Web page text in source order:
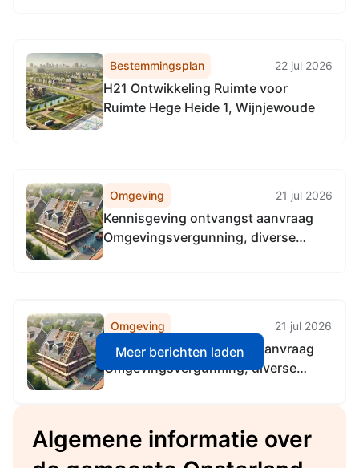
Bestemmingsplan 22 jul 2026
H21 Ontwikkeling Ruimte voor
Ruimte Hege Heide 1, Wijnjewoude
Omgeving 21 jul 2026
Kennisgeving ontvangst aanvraag
Omgevingsvergunning, diverse
Omgeving 21 jul 2026
Kennisgeving ontvangst aanvraag
Omgevingsvergunning, diverse
Meer berichten laden
Algemene informatie over